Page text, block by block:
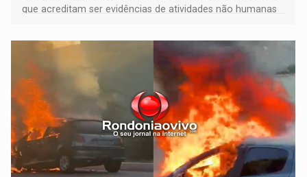
que acreditam ser evidências de atividades não humanas
órbita